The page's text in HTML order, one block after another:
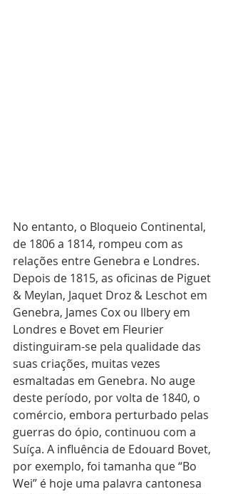
No entanto, o Bloqueio Continental,
de 1806 a 1814, rompeu com as
relações entre Genebra e Londres.
Depois de 1815, as oficinas de Piguet
& Meylan, Jaquet Droz & Leschot em
Genebra, James Cox ou Ilbery em
Londres e Bovet em Fleurier
distinguiram-se pela qualidade das
suas criações, muitas vezes
esmaltadas em Genebra. No auge
deste período, por volta de 1840, o
comércio, embora perturbado pelas
guerras do ópio, continuou com a
Suíça. A influência de Edouard Bovet,
por exemplo, foi tamanha que “Bo
Wei” é hoje uma palavra cantonesa